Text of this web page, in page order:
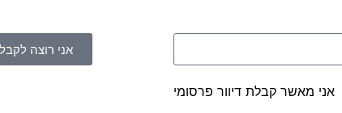
אני רוצה
אני מאשר קבלת דיוור פרסומי